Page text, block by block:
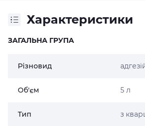
Характеристики
ЗАГАЛЬНА ГРУПА
Різновид
Об'єм 5 л
Тип з